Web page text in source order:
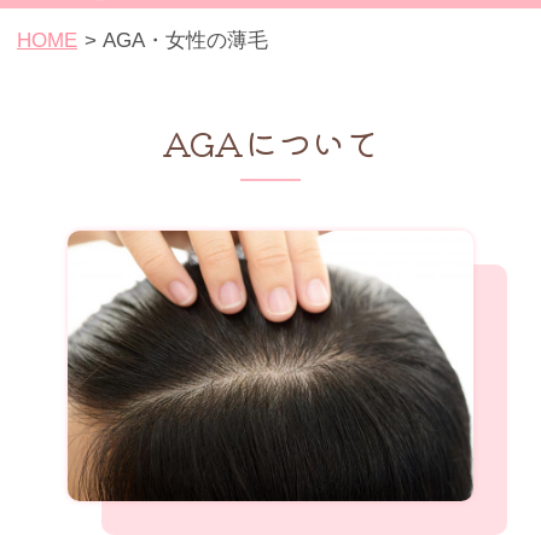
HOME AGA・女性の薄毛
AGAについて